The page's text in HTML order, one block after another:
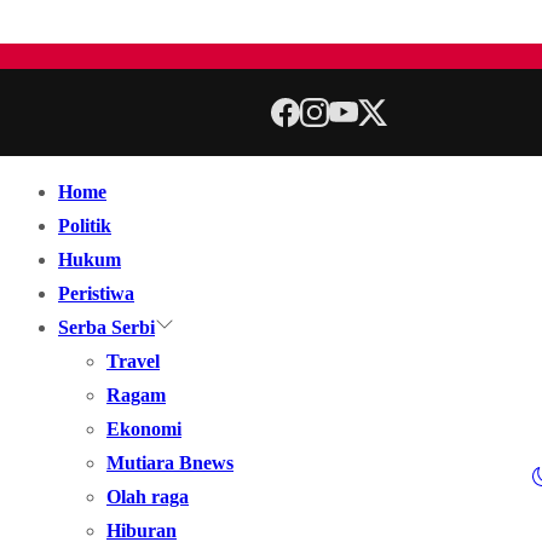
Home
Politik
Hukum
Peristiwa
Serba Serbi
Travel
Ragam
Ekonomi
Mutiara Bnews
Olah raga
Hiburan